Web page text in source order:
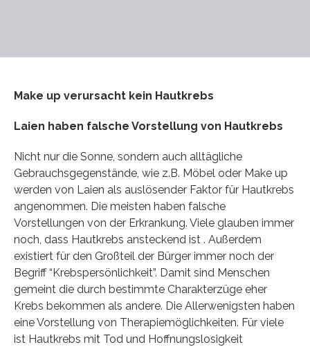
Make up verursacht kein Hautkrebs
Laien haben falsche Vorstellung von Hautkrebs
Nicht nur die Sonne, sondern auch alltägliche
Gebrauchsgegenstände, wie z.B. Möbel oder Make up
werden von Laien als auslösender Faktor für Hautkrebs
angenommen. Die meisten haben falsche
Vorstellungen von der Erkrankung. Viele glauben immer
noch, dass Hautkrebs ansteckend ist . Außerdem
existiert für den Großteil der Bürger immer noch der
Begriff “Krebspersönlichkeit”. Damit sind Menschen
gemeint die durch bestimmte Charakterzüge eher
Krebs bekommen als andere. Die Allerwenigsten haben
eine Vorstellung von Therapiemöglichkeiten. Für viele
ist Hautkrebs mit Tod und Hoffnungslosigkeit